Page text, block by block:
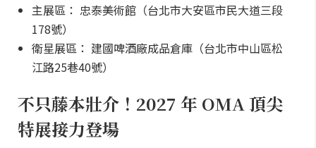
主展區： 忠泰美術館（台北市大安區市民大道三段
178號）
衛星展區： 建國啤酒廠成品倉庫（台北市中山區松
江路25巷40號）
不只藤本壯介！2027 年 OMA 頂尖
特展接力登場